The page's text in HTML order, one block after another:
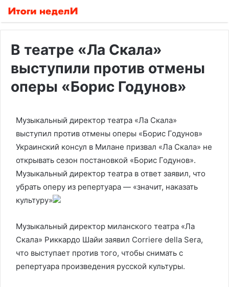
В театре «Ла Скала»
выступили против отмены
оперы «Борис Годунов»
Музыкальный директор театра «Ла Скала»
выступил против отмены оперы «Борис Годунов»
Украинский консул в Милане призвал «Ла Скала» не
открывать сезон постановкой «Борис Годунов».
Музыкальный директор театра в ответ заявил, что
убрать оперу из репертуара — «значит, наказать
культуру»
Музыкальный директор миланского театра «Ла
Скала» Риккардо Шайи заявил Corriere della Sera,
что выступает против того, чтобы снимать с
репертуара произведения русской культуры.